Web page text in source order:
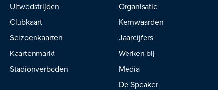
Uitwedstrijden
Clubkaart
Seizoenkaarten
Kaartenmarkt
Stadionverboden
Organisatie
Kernwaarden
Jaarcijfers
Werken bij
Media
De Speaker